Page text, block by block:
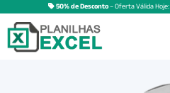
50% de Desconto– Oferta Válida Hoje: